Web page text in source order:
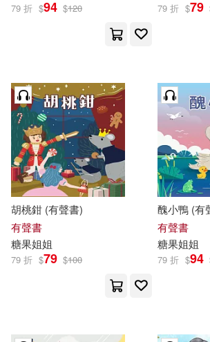
79 折 $94 $120 79 折 $79
胡桃鉗 (有聲書)
有聲書
糖果姐姐
79 折 $79 $100
醜小鴨 (有
有聲書
糖果姐姐
79 折 $94